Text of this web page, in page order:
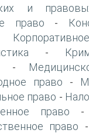
и
право -
-
-
право -
право -
право
право -